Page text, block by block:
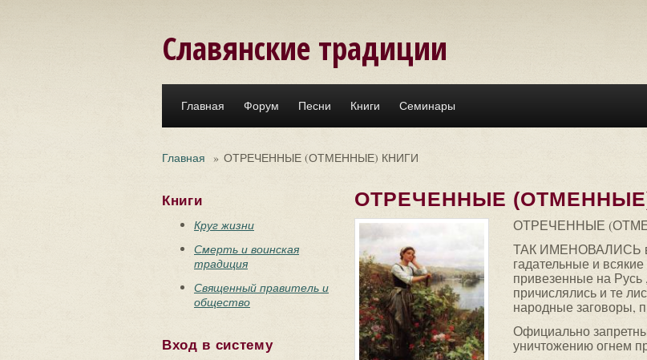
Славянские традиции
Главная Форум Песни Книги Семинары
Главная » ОТРЕЧЕННЫЕ (ОТМЕННЫЕ) КНИГИ
Книги
Круг жизни
Смерть и воинская
традиция
Священный правитель и
общество
Вход в систему
ОТРЕЧЕННЫЕ
ОТРЕЧЕННЫЕ
ТАК ИМЕНОВАЛИСЬ в
гадательные и
привезенные на Русь
причислялись и те
народные заговоры,
Официально
уничтожению огнем